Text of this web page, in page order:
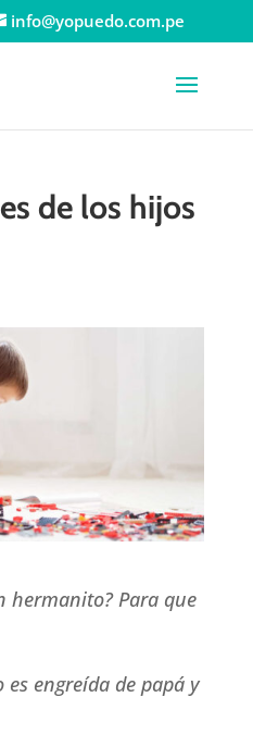
info@yopuedo.com.pe
de los hijos
hermanito? Para que
es engreída de papá y